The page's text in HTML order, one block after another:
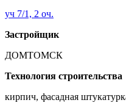
уч 7/1, 2 оч.
Застройщик
ДОМТОМСК
Технология строительства
кирпич, фасадная